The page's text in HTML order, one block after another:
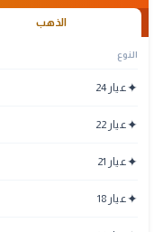
الذهب
النوع
✦عيار 24
✦عيار 22
✦عيار 21
✦عيار 18